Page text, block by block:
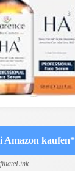
Amazon kaufen*